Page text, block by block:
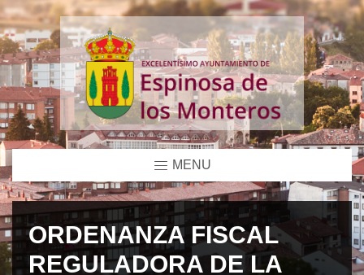
MENU
ORDENANZA FISCAL
REGULADORA DE LA